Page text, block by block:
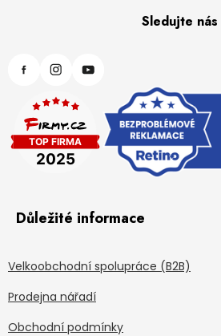
Sledujte nás
Důležité informace
Velkoobchodní spolupráce (B2B)
Prodejna nářadí
Obchodní podmínky